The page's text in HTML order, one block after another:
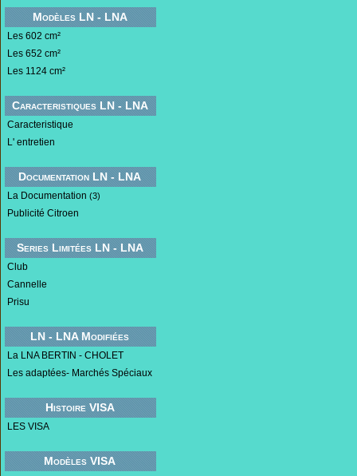
Modèles LN - LNA
Les 602 cm²
Les 652 cm²
Les 1124 cm²
Caracteristiques LN - LNA
Caracteristique
L' entretien
Documentation LN - LNA
La Documentation (3)
Publicité Citroen
Series Limitées LN - LNA
Club
Cannelle
Prisu
LN - LNA Modifiées
La LNA BERTIN - CHOLET
Les adaptées- Marchés Spéciaux
Histoire VISA
LES VISA
Modèles VISA